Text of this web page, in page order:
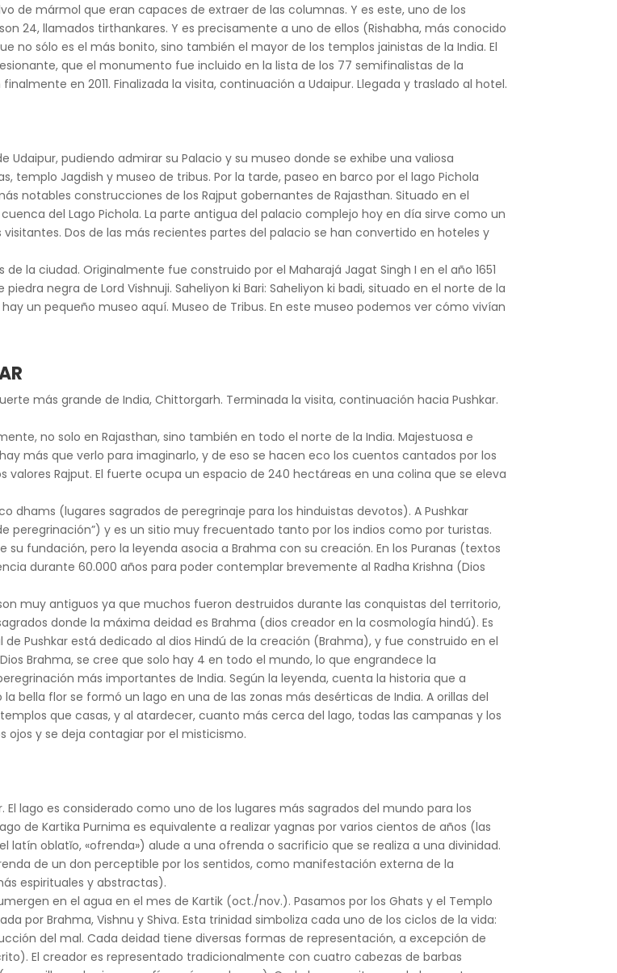
de mármol que eran capaces de extraer de las columnas. Y es este, uno de los
24, llamados tirthankares. Y es precisamente a uno de ellos (Rishabha, más conocido
no sólo es el más bonito, sino también el mayor de los templos jainistas de la India. El
que el monumento fue incluido en la lista de los 77 semifinalistas de la
en 2011. Finalizada la visita, continuación a Udaipur. Llegada y traslado al hotel.
Udaipur, pudiendo admirar su Palacio y su museo donde se exhibe una valiosa
templo Jagdish y museo de tribus. Por la tarde, paseo en barco por el lago Pichola
notables construcciones de los Rajput gobernantes de Rajasthan. Situado en el
del Lago Pichola. La parte antigua del palacio complejo hoy en día sirve como un
Dos de las más recientes partes del palacio se han convertido en hoteles y
la ciudad. Originalmente fue construido por el Maharajá Jagat Singh I en el año 1651
negra de Lord Vishnuji. Saheliyon ki Bari: Saheliyon ki badi, situado en el norte de la
un pequeño museo aquí. Museo de Tribus. En este museo podemos ver cómo vivían
más grande de India, Chittorgarh. Terminada la visita, continuación hacia Pushkar.
no solo en Rajasthan, sino también en todo el norte de la India. Majestuosa e
más que verlo para imaginarlo, y de eso se hacen eco los cuentos cantados por los
valores Rajput. El fuerte ocupa un espacio de 240 hectáreas en una colina que se eleva
dhams (lugares sagrados de peregrinaje para los hinduistas devotos). A Pushkar
peregrinación”) y es un sitio muy frecuentado tanto por los indios como por turistas.
su fundación, pero la leyenda asocia a Brahma con su creación. En los Puranas (textos
durante 60.000 años para poder contemplar brevemente al Radha Krishna (Dios
muy antiguos ya que muchos fueron destruidos durante las conquistas del territorio,
donde la máxima deidad es Brahma (dios creador en la cosmología hindú). Es
Pushkar está dedicado al dios Hindú de la creación (Brahma), y fue construido en el
Brahma, se cree que solo hay 4 en todo el mundo, lo que engrandece la
más importantes de India. Según la leyenda, cuenta la historia que a
bella flor se formó un lago en una de las zonas más desérticas de India. A orillas del
que casas, y al atardecer, cuanto más cerca del lago, todas las campanas y los
ojos y se deja contagiar por el misticismo.
lago es considerado como uno de los lugares más sagrados del mundo para los
de Kartika Purnima es equivalente a realizar yagnas por varios cientos de años (las
latín oblatĭo, «ofrenda») alude a una ofrenda o sacrificio que se realiza a una divinidad.
de un don perceptible por los sentidos, como manifestación externa de la
espirituales y abstractas).
en el agua en el mes de Kartik (oct./nov.). Pasamos por los Ghats y el Templo
por Brahma, Vishnu y Shiva. Esta trinidad simboliza cada uno de los ciclos de la vida:
del mal. Cada deidad tiene diversas formas de representación, a excepción de
El creador es representado tradicionalmente con cuatro cabezas de barbas